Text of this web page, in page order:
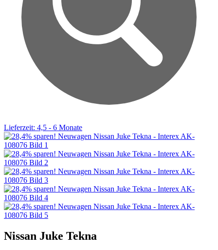
Lieferzeit: 4,5 - 6 Monate
Nissan Juke Tekna